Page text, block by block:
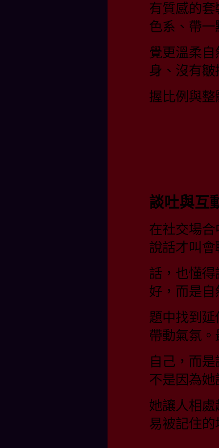
有質感的
色系、帶
覺更溫柔
身、沒有
握比例與
談吐與互
在社交場
說話才叫
話，也懂
好，而是
題中找到
帶動氣氛
自己，而
不是因為
她讓人相
易被記住的